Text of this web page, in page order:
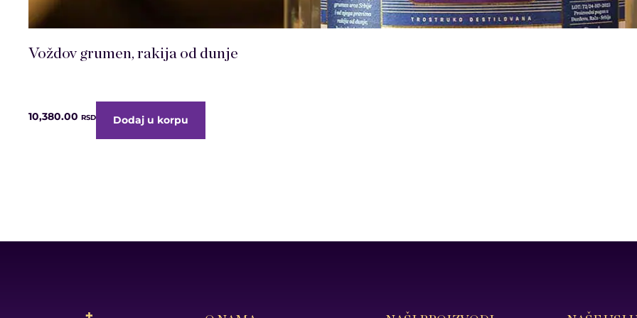
Voždov grumen, rakija od dunje
10,380.00 RSD Dodaj u korpu